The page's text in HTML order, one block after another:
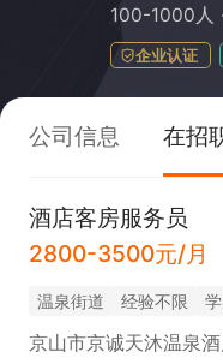
100-1000人
企业认证
公司信息 在招
酒店客房服务员
2800-3500元/月
温泉街道 经验不限
京山市京诚天沐温泉